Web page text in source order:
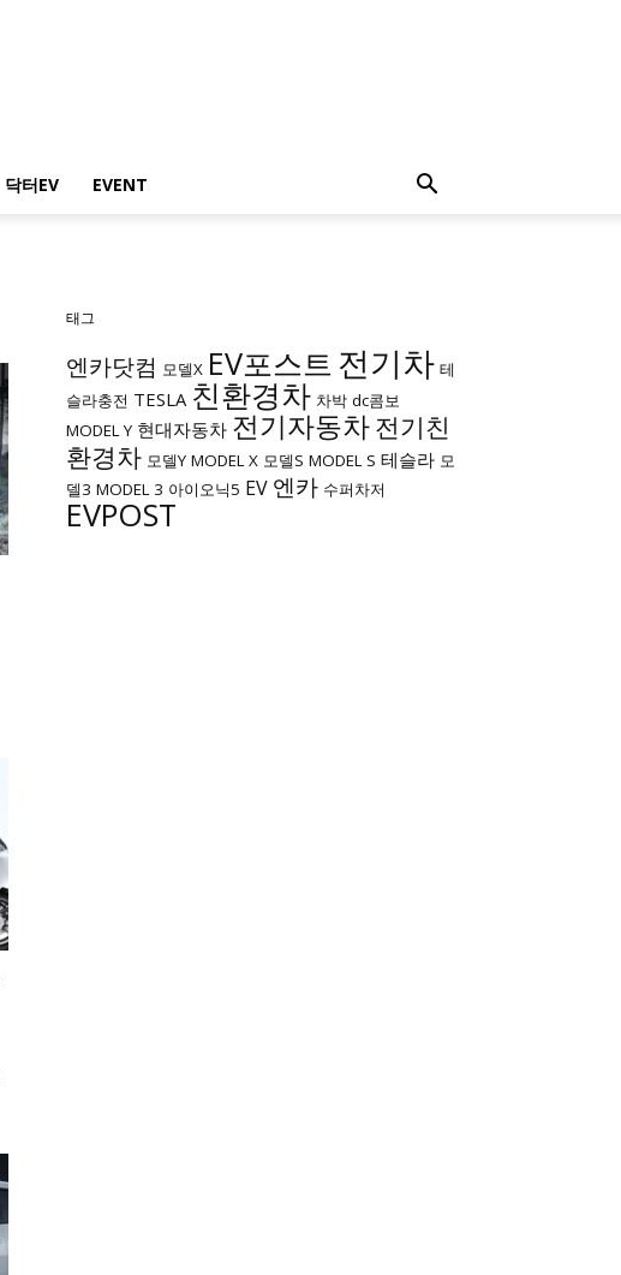
닥터EV EVENT
태그
엔카닷컴 모델X EV포스트 전기차 테
슬라충전 TESLA 친환경차 차박 dc콤보
MODEL Y 현대자동차 전기자동차전기친
환경차 모델Y MODEL X 모델S MODEL S 테슬라 모
델3 MODEL 3 아이오닉5 EV 엔카 수퍼차저
EVPOST